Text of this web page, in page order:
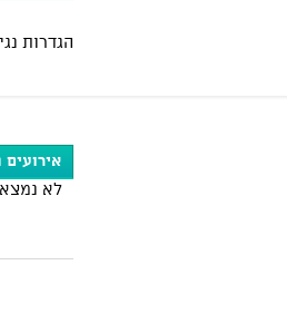
הגדרות
אירועים
לא